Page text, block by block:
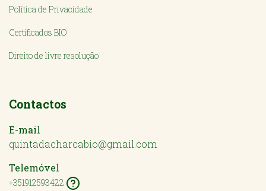
Política de Privacidade
Certificados BIO
Direito de livre resolução
Contactos
E-mail
quintadacharcabio@gmail.com
Telemóvel
+351912593422